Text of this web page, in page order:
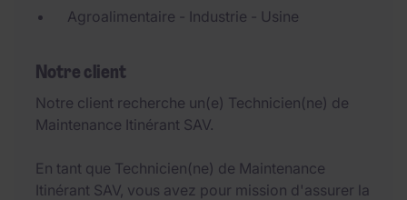
Agroalimentaire - Industrie - Usine
Notre client
Notre client recherche un(e) Technicien(ne) de
Maintenance Itinérant SAV.
En tant que Technicien(ne) de Maintenance
Itinérant SAV, vous avez pour mission d'assurer la